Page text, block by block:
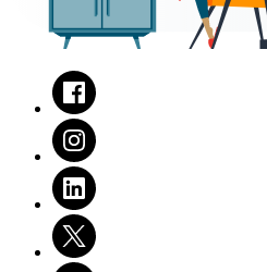
Facebook
Instagram
LinkedIn
Twitter